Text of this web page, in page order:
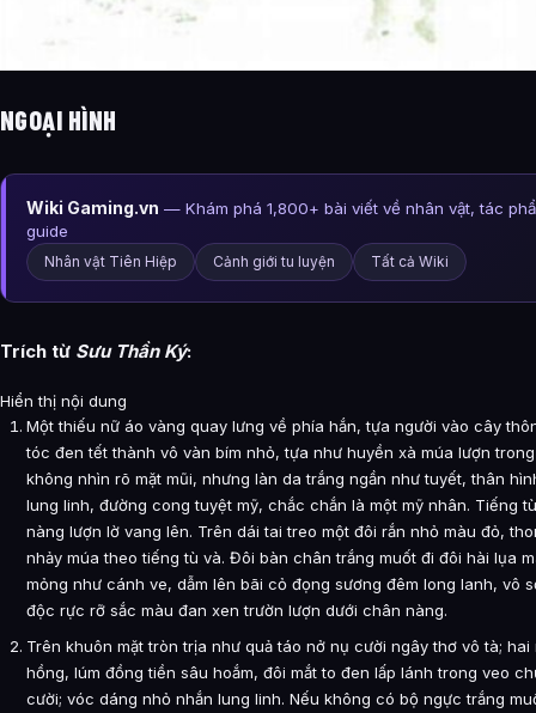
NGOẠI HÌNH
Wiki Gaming.vn — Khám phá 1,800+ bài viết về nhân vật, tác
guide
Nhân vật Tiên Hiệp Cảnh giới tu luyện Tất cả Wiki
Trích từ Sưu Thần Ký:
Hiển thị nội dung
Một thiếu nữ áo vàng quay lưng về phía hắn, tựa người vào cây
tóc đen tết thành vô vàn bím nhỏ, tựa như huyền xà múa lượn
không nhìn rõ mặt mũi, nhưng làn da trắng ngần như tuyết, thân
lung linh, đường cong tuyệt mỹ, chắc chắn là một mỹ nhân. Tiếng
nàng lượn lờ vang lên. Trên dái tai treo một đôi rắn nhỏ màu đỏ,
nhảy múa theo tiếng tù và. Đôi bàn chân trắng muốt đi đôi hài lụa
mỏng như cánh ve, dẫm lên bãi cỏ đọng sương đêm long lanh, vô
độc rực rỡ sắc màu đan xen trườn lượn dưới chân nàng.
Trên khuôn mặt tròn trịa như quả táo nở nụ cười ngây thơ vô tà; hai
hồng, lúm đồng tiền sâu hoắm, đôi mắt to đen lấp lánh trong veo
cười; vóc dáng nhỏ nhắn lung linh. Nếu không có bộ ngực trắng